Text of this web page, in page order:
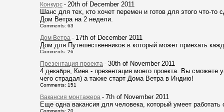
Конкурс - 20th of December 2011
Шанс для тех, кто хочет перемен и готов для этого что-то
Дом Ветра на 2 недели.
Comments: 63
Дом Ветра - 17th of December 2011
Дом для Путешественников в который может приехать
Comments: 26
Презентация проекта - 30th of November 2011
4 декабря, Киев - презентация моего проекта. Вы сможете
чего страдал) а также старт Дома Ветра в Индию!
Comments: 151
Вакансия монтажера - 7th of November 2011
Еще одна вакансия для человека, который умеет работать
Comments: 20